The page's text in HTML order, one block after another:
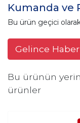
Kumanda ve
Bu ürün geçici
Gelince
Bu ürünün
ürünler